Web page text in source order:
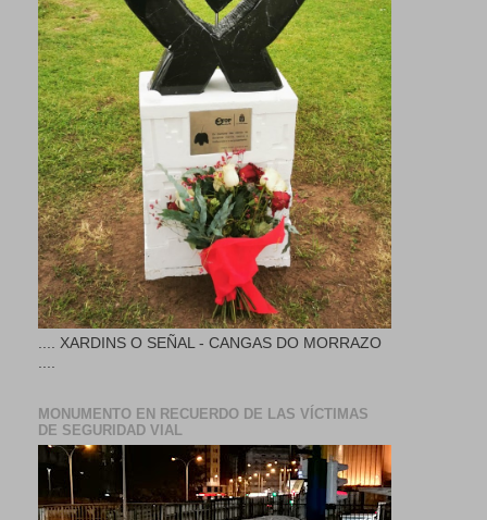
.... XARDINS O SEÑAL - CANGAS DO MORRAZO
MONUMENTO EN RECUERDO DE LAS VÍCTIMAS
DE SEGURIDAD VIAL